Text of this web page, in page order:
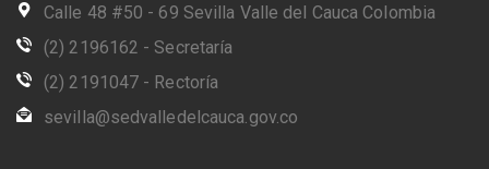
Calle 48 #50 - 69 Sevilla Valle del Cauca Colombia
(2) 2196162 - Secretaría
(2) 2191047 - Rectoría
sevilla@sedvalledelcauca.gov.co